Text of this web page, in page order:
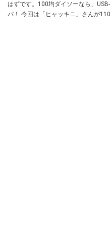
はずです。100均ダイソーなら、
パ！ 今回は「ヒャッキニ」さんが
ついて解説してくれました。iPhone